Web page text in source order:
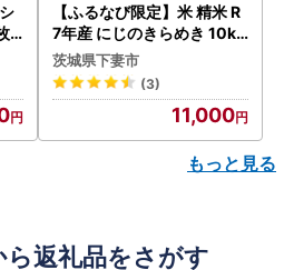
))
【ふるなび限定】米 精米 R
7年産 にじのきらめき 10kg
10月 FN-Limited-PR
茨城県下妻市
(3)
11,000
もっと見る
返礼品をさがす